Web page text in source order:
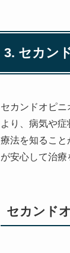
3. セカン
セカンドオピ
より、病気や
療法を知るこ
が安心して治療
セカンド